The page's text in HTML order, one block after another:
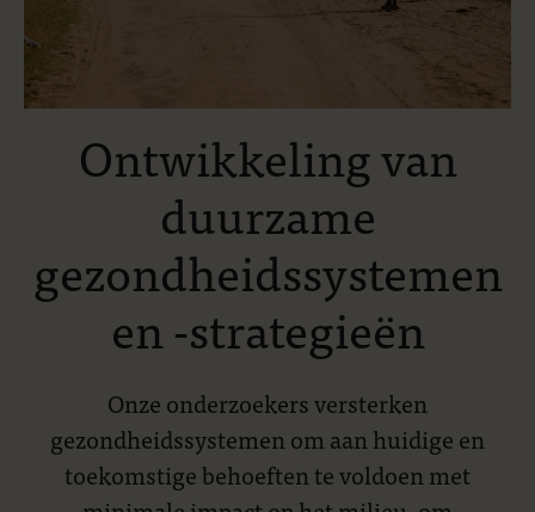
Ontwikkeling van
duurzame
gezondheidssystemen
en -strategieën
Onze onderzoekers versterken
gezondheidssystemen om aan huidige en
toekomstige behoeften te voldoen met